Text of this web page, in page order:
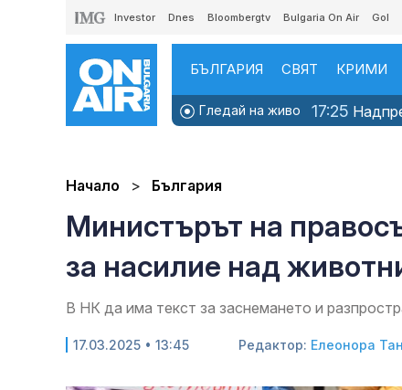
Investor Dnes Bloombergtv Bulgaria On Air Gol
БЪЛГАРИЯ СВЯТ КРИМИ
Гледай на живо 17:25
Начало България
Министърът на
за насилие над
В НК да има текст за заснемането и
17.03.2025 • 13:45 Редактор: Елеонора